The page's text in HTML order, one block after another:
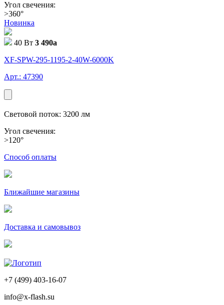
Угол свечения:
>360°
Новинка
40 Вт 3 490a
XF-SPW-295-1195-2-40W-6000K
Арт.: 47390
Световой поток: 3200 лм
Угол свечения:
>120°
Способ оплаты
Ближайшие магазины
Доставка и самовывоз
+7 (499) 403-16-07
info@x-flash.su